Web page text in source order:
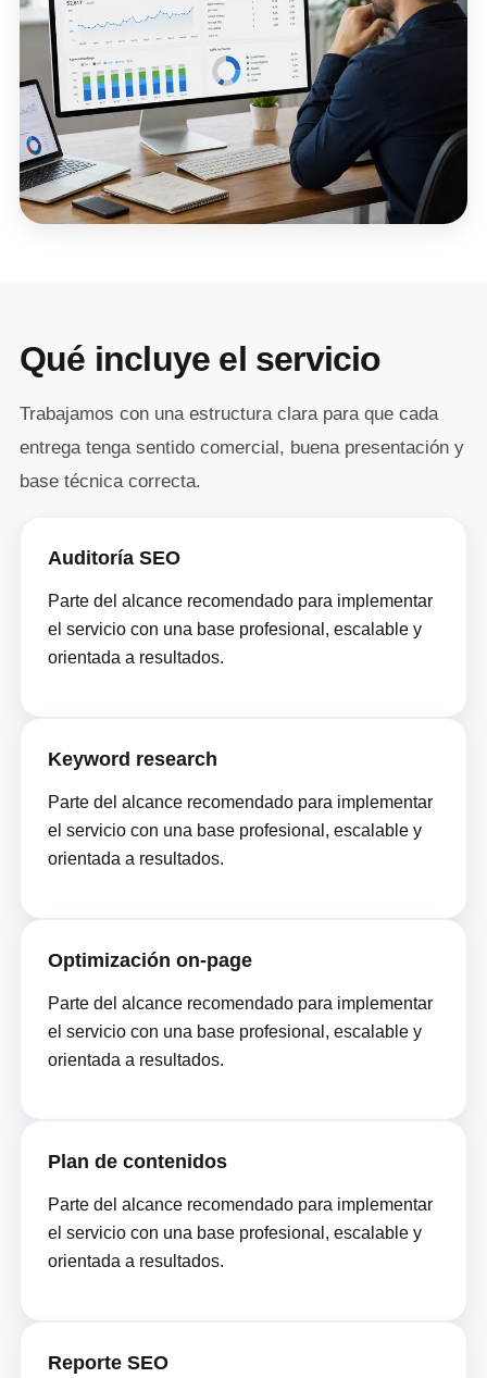
Qué incluye el servicio
Trabajamos con una estructura clara para que cada
entrega tenga sentido comercial, buena presentación y
base técnica correcta.
Auditoría SEO
Parte del alcance recomendado para implementar
el servicio con una base profesional, escalable y
orientada a resultados.
Keyword research
Parte del alcance recomendado para implementar
el servicio con una base profesional, escalable y
orientada a resultados.
Optimización on-page
Parte del alcance recomendado para implementar
el servicio con una base profesional, escalable y
orientada a resultados.
Plan de contenidos
Parte del alcance recomendado para implementar
el servicio con una base profesional, escalable y
orientada a resultados.
Reporte SEO